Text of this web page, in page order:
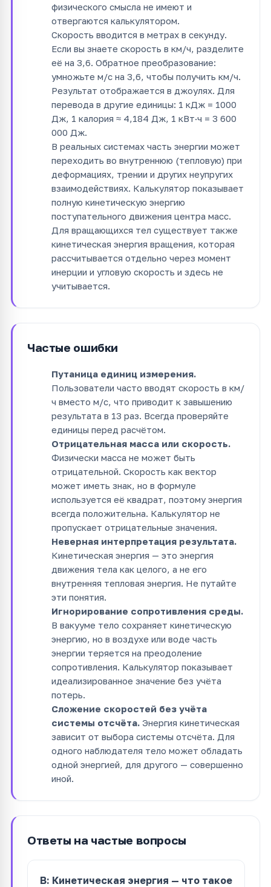
физического смысла не имеют и
отвергаются калькулятором.
Скорость вводится в метрах в секунду.
Если вы знаете скорость в км/ч, разделите
её на 3,6. Обратное преобразование:
умножьте м/с на 3,6, чтобы получить км/ч.
Результат отображается в джоулях. Для
перевода в другие единицы: 1 кДж = 1000
Дж, 1 калория ≈ 4,184 Дж, 1 кВт·ч = 3 600
000 Дж.
В реальных системах часть энергии может
переходить во внутреннюю (тепловую) при
деформациях, трении и других неупругих
взаимодействиях. Калькулятор показывает
полную кинетическую энергию
поступательного движения центра масс.
Для вращающихся тел существует также
кинетическая энергия вращения, которая
рассчитывается отдельно через момент
инерции и угловую скорость и здесь не
учитывается.
Частые ошибки
Путаница единиц измерения.
Пользователи часто вводят скорость в км/
ч вместо м/с, что приводит к завышению
результата в 13 раз. Всегда проверяйте
единицы перед расчётом.
Отрицательная масса или скорость.
Физически масса не может быть
отрицательной. Скорость как вектор
может иметь знак, но в формуле
используется её квадрат, поэтому энергия
всегда положительна. Калькулятор не
пропускает отрицательные значения.
Неверная интерпретация результата.
Кинетическая энергия — это энергия
движения тела как целого, а не его
внутренняя тепловая энергия. Не путайте
эти понятия.
Игнорирование сопротивления среды.
В вакууме тело сохраняет кинетическую
энергию, но в воздухе или воде часть
энергии теряется на преодоление
сопротивления. Калькулятор показывает
идеализированное значение без учёта
потерь.
Сложение скоростей без учёта
системы отсчёта. Энергия кинетическая
зависит от выбора системы отсчёта. Для
одного наблюдателя тело может обладать
одной энергией, для другого — совершенно
иной.
Ответы на частые вопросы
В: Кинетическая энергия — что такое